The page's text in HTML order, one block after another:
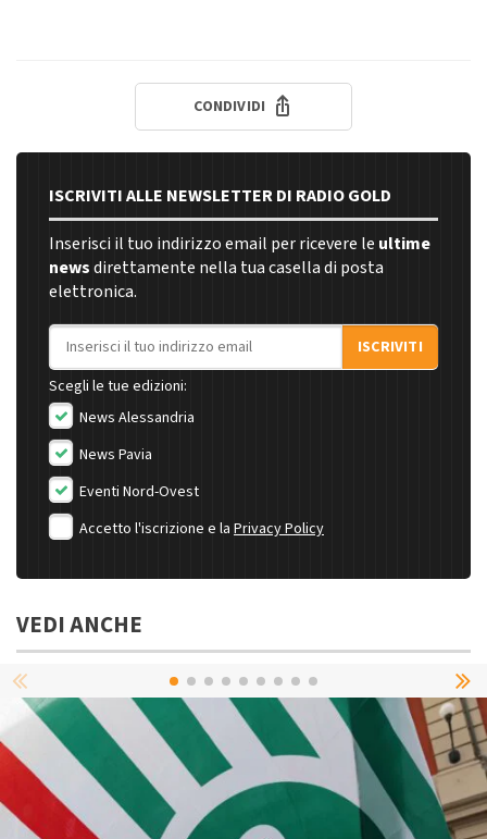
CONDIVIDI
ISCRIVITI ALLE NEWSLETTER DI RADIO GOLD
Inserisci il tuo indirizzo email per ricevere le ultime
newsdirettamente nella tua casella di posta
elettronica.
Indirizzo email
ISCRIVITI
Scegli le tue edizioni:
News Alessandria
News Pavia
Eventi Nord-Ovest
Accetto l'iscrizione e la Privacy Policy
VEDI ANCHE